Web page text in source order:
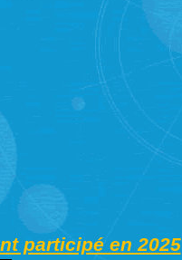
participé en 2025